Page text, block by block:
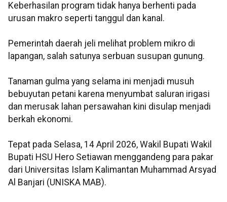
Keberhasilan program tidak hanya berhenti pada
urusan makro seperti tanggul dan kanal.
Pemerintah daerah jeli melihat problem mikro di
lapangan, salah satunya serbuan susupan gunung.
Tanaman gulma yang selama ini menjadi musuh
bebuyutan petani karena menyumbat saluran irigasi
dan merusak lahan persawahan kini disulap menjadi
berkah ekonomi.
Tepat pada Selasa, 14 April 2026, Wakil Bupati Wakil
Bupati HSU Hero Setiawan menggandeng para pakar
dari Universitas Islam Kalimantan Muhammad Arsyad
Al Banjari (UNISKA MAB).